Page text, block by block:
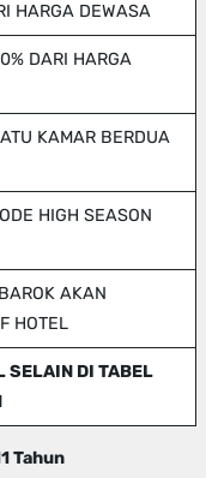
HARGA DEWASA
DARI HARGA
KAMAR BERDUA
HIGH SEASON
AKAN
HOTEL
SELAIN DI TABEL
Tahun